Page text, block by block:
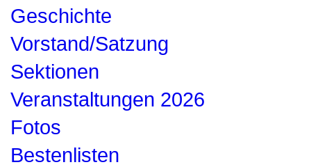
Geschichte
Vorstand/Satzung
Sektionen
Veranstaltungen 2026
Fotos
Bestenlisten